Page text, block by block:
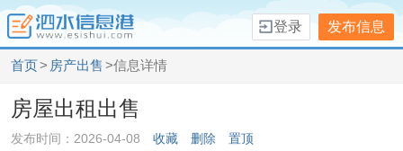
发布信息
登录
首页> 房产出售 >信息详情
房屋出租出售
发布时间：2026-04-08 收藏 删除 置顶